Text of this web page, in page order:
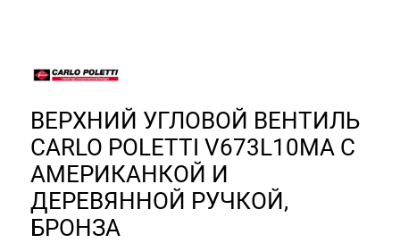
ВЕРХНИЙ УГЛОВОЙ ВЕНТИЛЬ
CARLO POLETTI V673L10MA С
АМЕРИКАНКОЙ И
ДЕРЕВЯННОЙ РУЧКОЙ,
БРОНЗА